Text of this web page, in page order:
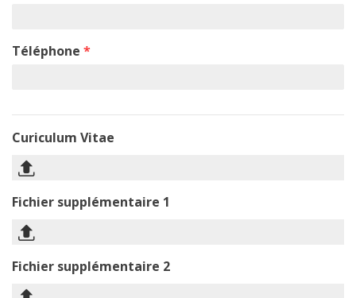
Téléphone *
Curiculum Vitae
Fichier supplémentaire 1
Fichier supplémentaire 2